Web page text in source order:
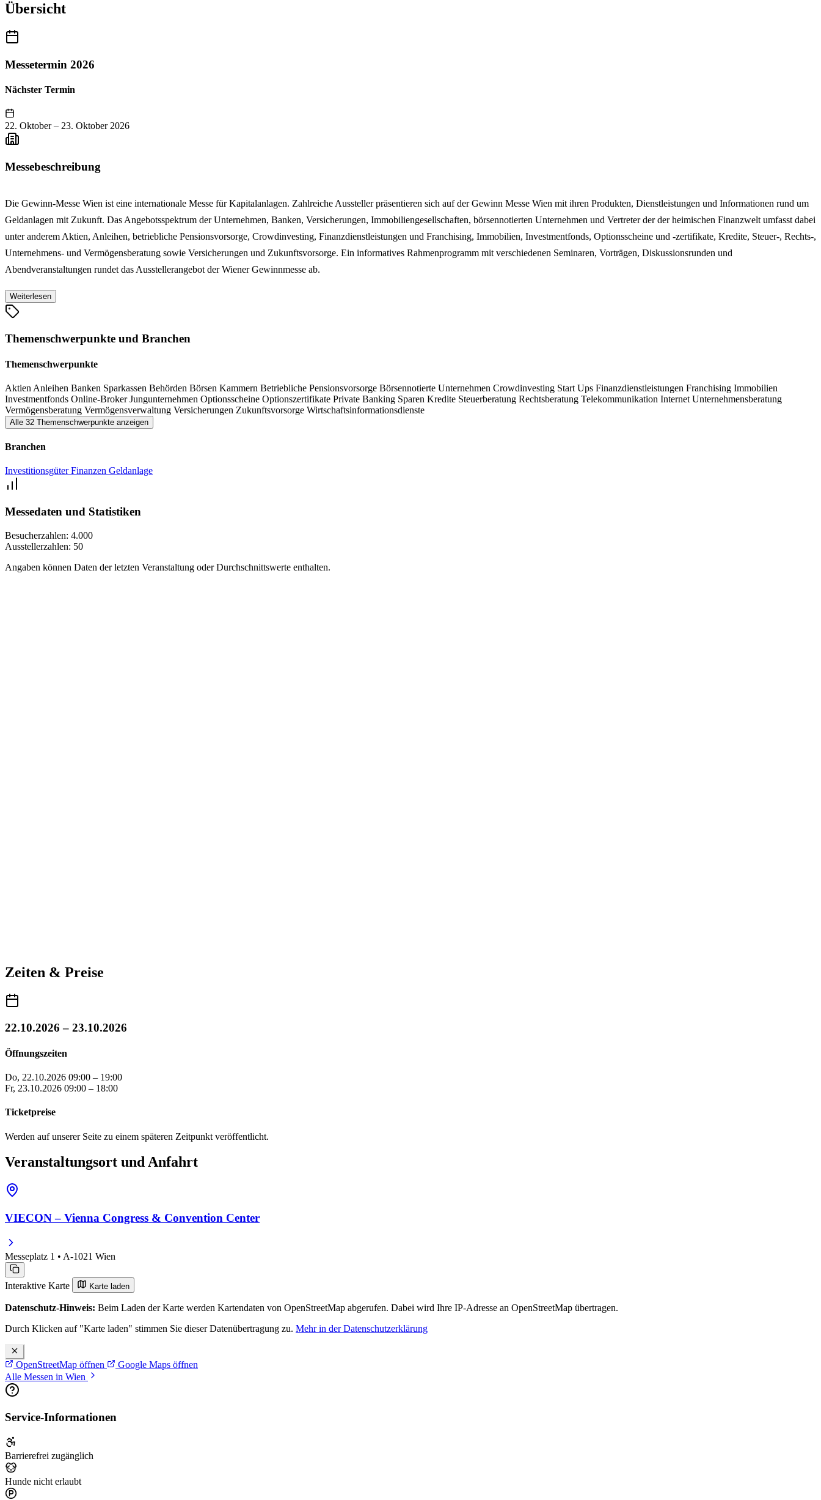
Übersicht
Messetermin 2026
Nächster Termin
22. Oktober – 23. Oktober 2026
Messebeschreibung
Die Gewinn-Messe Wien ist eine internationale Messe für Kapitalanlagen. Zahlreiche Aussteller präsentieren sich auf der Gewinn Messe Wien mit ihren Produkten, Dienstleistungen und Informationen rund um
Geldanlagen mit Zukunft. Das Angebotsspektrum der Unternehmen, Banken, Versicherungen, Immobiliengesellschaften, börsennotierten Unternehmen und Vertreter der der heimischen Finanzwelt umfasst dabei
unter anderem Aktien, Anleihen, betriebliche Pensionsvorsorge, Crowdinvesting, Finanzdienstleistungen und Franchising, Immobilien, Investmentfonds, Optionsscheine und -zertifikate, Kredite, Steuer-, Rechts-,
Unternehmens- und Vermögensberatung sowie Versicherungen und Zukunftsvorsorge. Ein informatives Rahmenprogramm mit verschiedenen Seminaren, Vorträgen, Diskussionsrunden und
Abendveranstaltungen rundet das Ausstellerangebot der Wiener Gewinnmesse ab.
Weiterlesen
Themenschwerpunkte und Branchen
Themenschwerpunkte
Aktien Anleihen Banken Sparkassen Behörden Börsen Kammern Betriebliche Pensionsvorsorge Börsennotierte Unternehmen Crowdinvesting Start Ups Finanzdienstleistungen Franchising Immobilien
Investmentfonds Online-BrokerJungunternehmen Optionsscheine Optionszertifikate Private Banking Sparen Kredite Steuerberatung Rechtsberatung Telekommunikation Internet Unternehmensberatung
Vermögensberatung Vermögensverwaltung Versicherungen Zukunftsvorsorge Wirtschaftsinformationsdienste
Alle 32 Themenschwerpunkte anzeigen
Branchen
InvestitionsgüterFinanzen Geldanlage
Messedaten und Statistiken
Besucherzahlen: 4.000
Ausstellerzahlen: 50
Angaben können Daten der letzten Veranstaltung oder Durchschnittswerte enthalten.
Zeiten & Preise
22.10.2026 – 23.10.2026
Öffnungszeiten
Do, 22.10.2026 09:00 – 19:00
Fr, 23.10.2026 09:00 – 18:00
Ticketpreise
Werden auf unserer Seite zu einem späteren Zeitpunkt veröffentlicht.
Veranstaltungsort und Anfahrt
VIECON – Vienna Congress & Convention Center
Messeplatz 1 • A-1021 Wien
Interaktive Karte Karte laden
Datenschutz-Hinweis: Beim Laden der Karte werden Kartendaten von OpenStreetMap abgerufen. Dabei wird Ihre IP-Adresse an OpenStreetMap übertragen.
Durch Klicken auf "Karte laden" stimmen Sie dieser Datenübertragung zu. Mehr in der Datenschutzerklärung
OpenStreetMap öffnen
Google Maps öffnen
Alle Messen in Wien
Service-Informationen
Barrierefrei zugänglich
Hunde nicht erlaubt